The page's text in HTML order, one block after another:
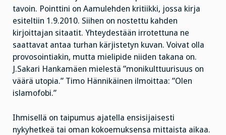
tavoin. Pointtini on Aamulehden kritiikki, jossa kirja
esiteltiin 1.9.2010. Siihen on nostettu kahden
kirjoittajan sitaatit. Yhteydestään irrotettuna ne
saattavat antaa turhan kärjistetyn kuvan. Voivat olla
provosointiakin, mutta mielipide niiden takana on.
J.Sakari Hankamäen mielestä ”monikulttuurisuus on
väärä utopia.” Timo Hännikäinen ilmoittaa: ”Olen
islamofobi.”
Ihmisellä on taipumus ajatella ensisijaisesti
nykyhetkeä tai oman kokoemuksensa mittaista aikaa.